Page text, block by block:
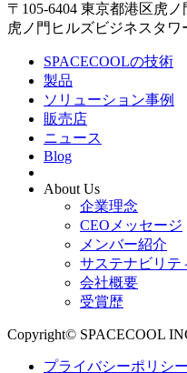
〒105-6404 東京都港区虎ノ
虎ノ門ヒルズビジネスタワ
SPACECOOLの技術
製品
ソリューション事例
販売店
ニュース
Blog
About Us
企業理念
CEOメッセージ
メンバー紹介
サステナビリテ
会社概要
受賞歴
Copyright© SPACECOOL
プライバシーポリシー